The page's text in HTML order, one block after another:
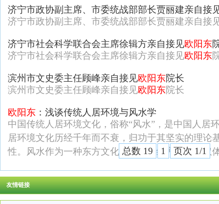
济宁市政协副主席、市委统战部部长贾丽建亲自接
济宁市政协副主席、市委统战部部长贾丽建亲自接
济宁市社会科学联合会主席徐辑方亲自接见欧阳东
济宁市社会科学联合会主席徐辑方亲自接见欧阳东
滨州市文史委主任顾峰亲自接见欧阳东院长
滨州市文史委主任顾峰亲自接见欧阳东院长
欧阳东 ：浅谈传统人居环境与风水学
中国传统人居环境文化，俗称“风水”，是中国人居
居环境文化历经千年而不衰，归功于其坚实的理论
性。风水作为一种东方文化特有的思维方式，不仅
总数 19 1 页次 1/1
友情链接